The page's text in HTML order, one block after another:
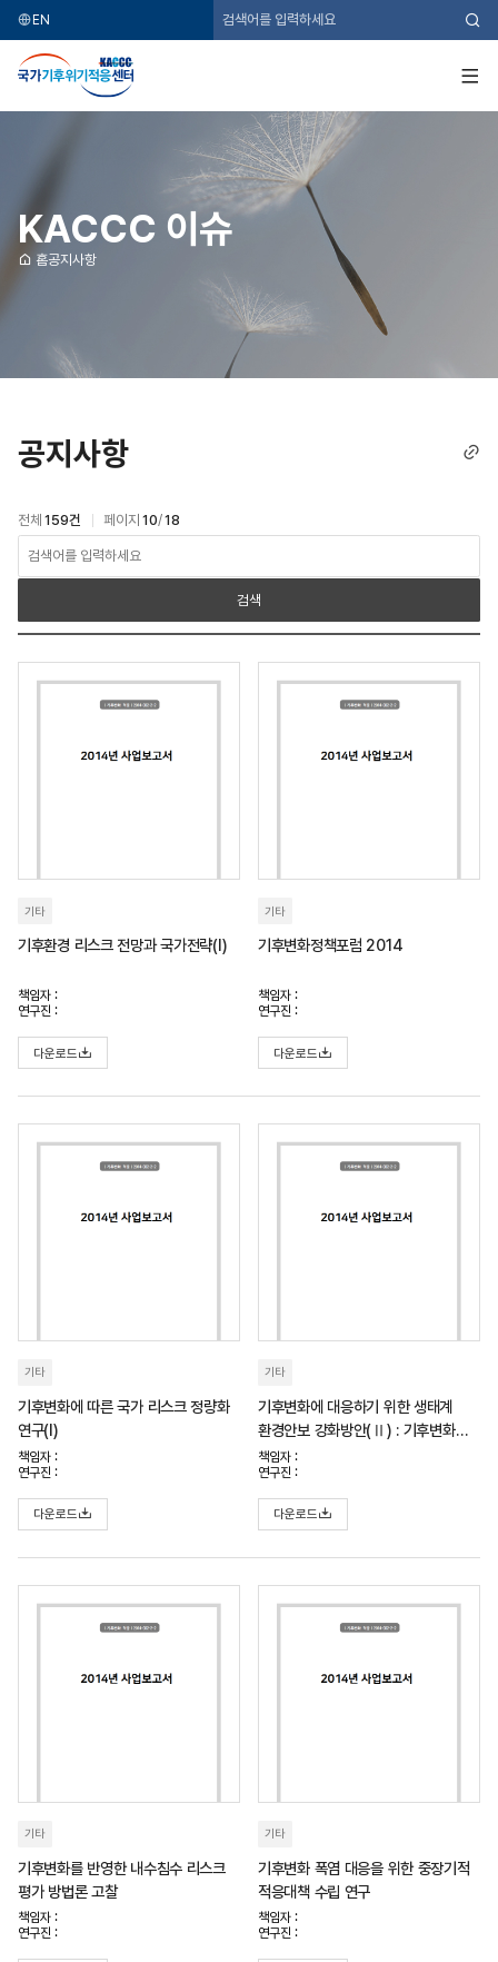
EN
국
가
체
KACCC 이슈
홈공지사항
공지사항
링
검색
전체 159건 페이지 10/18
기타
기후환경 리스크 전망과 국가전략(I)
책임자 :
연구진 :
다운로드
기타
기후변화정책포럼 2014
책임자 :
연구진 :
다운로드
기타
기후변화에 따른 국가 리스크 정량화
연구(I)
책임자 :
연구진 :
다운로드
기타
기후변화에 대응하기 위한 생태계
환경안보 강화방안(Ⅱ) : 기후변화
취약생태계 분석 및 전망을 중심으로
책임자 :
연구진 :
다운로드
기타
기후변화를 반영한 내수침수 리스크
평가 방법론 고찰
책임자 :
연구진 :
기타
기후변화 폭염 대응을 위한 중장기적
적응대책 수립 연구
책임자 :
연구진 :